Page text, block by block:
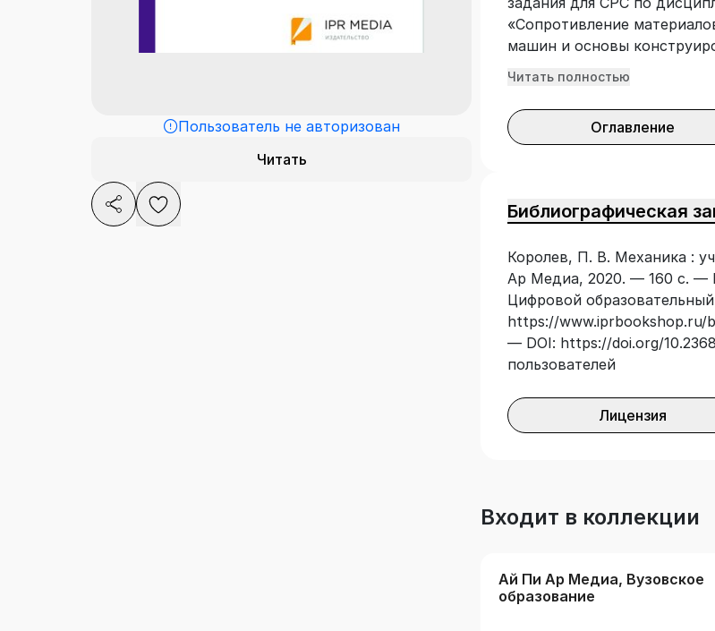
Пользователь не авторизован
Читать
«Сопротивление
машин и основы
общего назначения на
основных видах
государственного
Читать полностью
Оглавление
Библиографическая
Королев, П. В. Механика :
Ар Медиа, 2020. — 160 с. —
Цифровой
https://www.iprbookshop.ru/
— DOI: https://doi.org/
пользователей
Лицензия
Входит в коллекции
Ай Пи Ар Медиа, Вузовское
образование